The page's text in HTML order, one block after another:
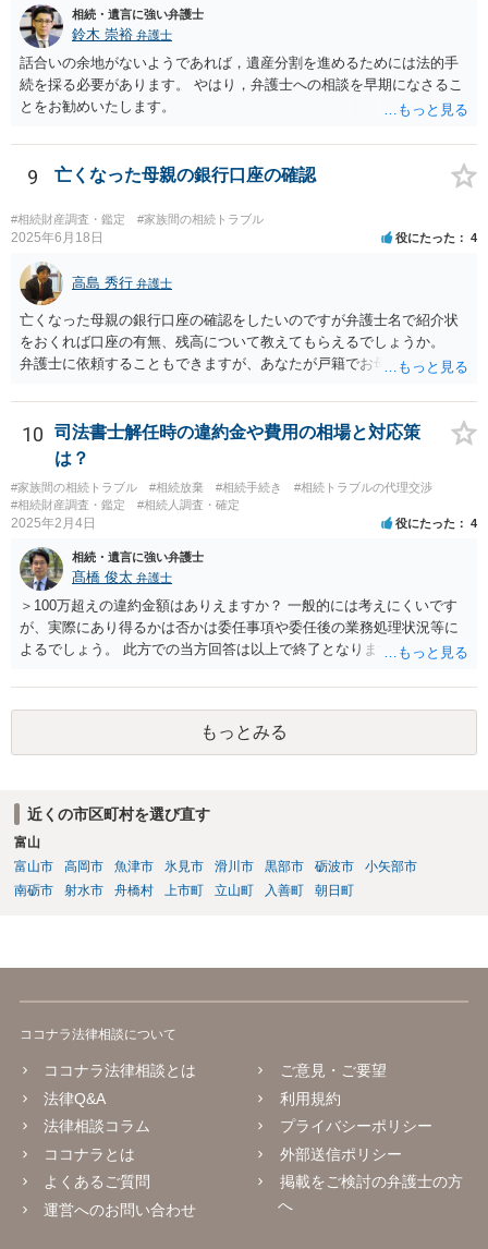
相続・遺言に強い弁護士
鈴木 崇裕 弁護士
話合いの余地がないようであれば，遺産分割を進めるためには法的手
続を採る必要があります。 やはり，弁護士への相談を早期になさるこ
とをお勧めいたします。
9 亡くなった母親の銀行口座の確認
#相続財産調査・鑑定 #家族間の相続トラブル
2025年6月18日 役にたった 4
高島 秀行 弁護士
亡くなった母親の銀行口座の確認をしたいのですが弁護士名で紹介状
をおくれば口座の有無、残高について教えてもらえるでしょうか。
弁護士に依頼することもできますが、あなたが戸籍でお母さんの相続
高は教えてくれると思います。 自分ではよくわからないということ
であれば、弁護士に相談し依頼されたら良いと思います。
10
司法書士解任時の違約金や費用の相場と対応策
は？
#家族間の相続トラブル #相続放棄 #相続手続き
#相続トラブルの代理交渉
#相続財産調査・鑑定
#相続人調査・確定
2025年2月4日 役にたった 4
相続・遺言に強い弁護士
髙橋 俊太 弁護士
＞100万超えの違約金額はありえますか？ 一般的には考えにくいです
が、実際にあり得るかは否かは委任事項や委任後の業務処理状況等に
よるでしょう。 此方での当方回答は以上で終了となりますが、参考に
もっとみる
近くの市区町村を選び直す
富山
富山市
高岡市 魚津市 氷見市 滑川市 黒部市 砺波市
小矢部市
南砺市
射水市 舟橋村 上市町 立山町 入善町 朝日町
ココナラ法律相談について
ココナラ法律相談とは
法律Q&A
法律相談コラム
ココナラとは
よくあるご質問
運営へのお問い合わせ
ご意見・ご要望
利用規約
プライバシーポリシー
外部送信ポリシー
掲載をご検討の弁護士の方
へ